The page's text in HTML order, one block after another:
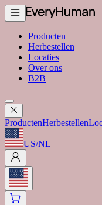
Producten
Herbestellen
Locaties
Over ons
B2B
ProductenHerbestellen
US/NL